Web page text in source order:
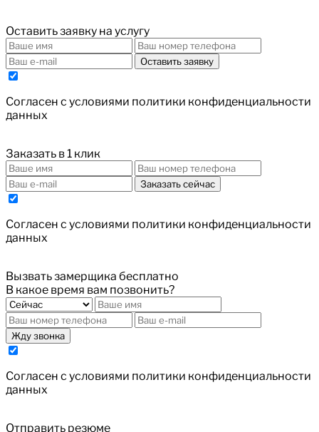
Оставить заявку на услугу
Оставить заявку
Cогласен с условиями политики конфиденциальности
данных
Заказать в 1 клик
Заказать сейчас
Cогласен с условиями политики конфиденциальности
данных
Вызвать замерщика бесплатно
В какое время вам позвонить?
Жду звонка
Cогласен с условиями политики конфиденциальности
данных
Отправить резюме